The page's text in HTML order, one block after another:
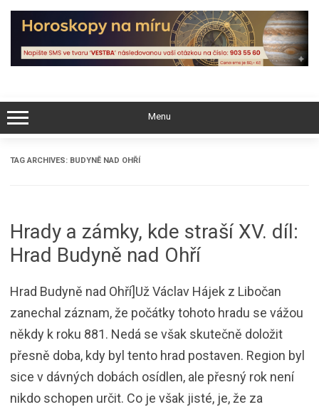
Skip
content
Menu
TAG ARCHIVES: BUDYNĚ NAD OHŘÍ
Hrady a zámky, kde straší XV. díl:
Hrad Budyně nad Ohří
Hrad Budyně nad Ohří]Už Václav Hájek z Libočan
zanechal záznam, že počátky tohoto hradu se vážou
někdy k roku 881. Nedá se však skutečně doložit
přesně doba, kdy byl tento hrad postaven. Region byl
sice v dávných dobách osídlen, ale přesný rok není
nikdo schopen určit. Co je však jisté, je, že za